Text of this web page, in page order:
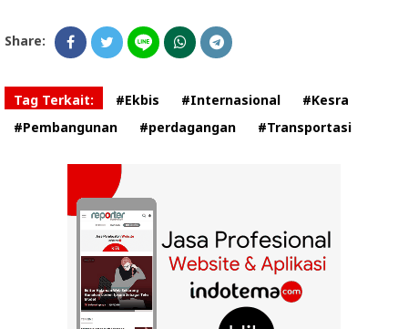
Share:
Tag Terkait: #Ekbis #Internasional
#Kesra
#Pembangunan
#perdagangan #Transportasi